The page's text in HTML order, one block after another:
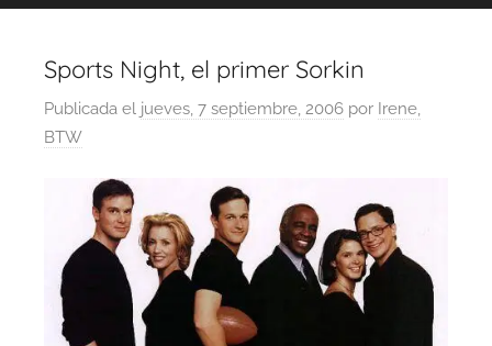
Sports Night, el primer Sorkin
Publicada el jueves, 7 septiembre, 2006 por Irene,
BTW